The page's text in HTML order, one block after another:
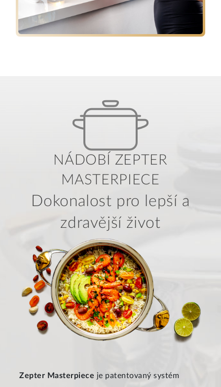
NÁDOBÍ ZEPTER
MASTERPIECE
Dokonalost pro lepší a
zdravější život
Zepter Masterpiece je patentovaný systém